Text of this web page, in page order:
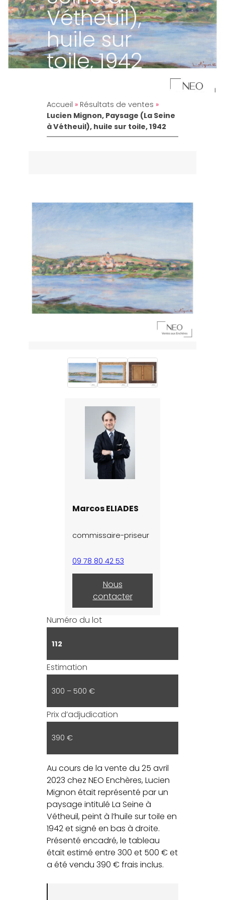
Vétheuil),
huile sur
toile, 1942
Accueil » Résultats de ventes »
Lucien Mignon, Paysage (La Seine
à Vétheuil), huile sur toile, 1942
Marcos ELIADES
commissaire-priseur
09 78 80 42 53
Nous
contacter
Numéro du lot
112
Estimation
300 – 500 €
Prix d’adjudication
390 €
Au cours de la vente du 25 avril
2023 chez NEO Enchères, Lucien
Mignon était représenté par un
paysage intitulé La Seine à
Vétheuil, peint à l’huile sur toile en
1942 et signé en bas à droite.
Présenté encadré, le tableau
était estimé entre 300 et 500 € et
a été vendu 390 € frais inclus.